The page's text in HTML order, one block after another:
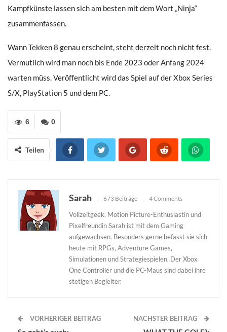
Kampfkünste lassen sich am besten mit dem Wort „Ninja“
zusammenfassen.
Wann Tekken 8 genau erscheint, steht derzeit noch nicht fest.
Vermutlich wird man noch bis Ende 2023 oder Anfang 2024
warten müss. Veröffentlicht wird das Spiel auf der Xbox Series
S/X, PlayStation 5 und dem PC.
0
6
Teilen
Sarah 673 Beiträge 4 Comments
Vollzeitgeek, Motion Picture-Enthusiastin und
Pixelfreundin Sarah ist mit dem Gaming
aufgewachsen. Besonders gerne befasst sie sich
heute mit RPGs, Adventure Games,
Simulationen und Strategiespielen. Der Xbox
One Controller und die PC-Maus sind dabei ihre
stetigen Begleiter.
VORHERIGER BEITRAG NÄCHSTER BEITRAG